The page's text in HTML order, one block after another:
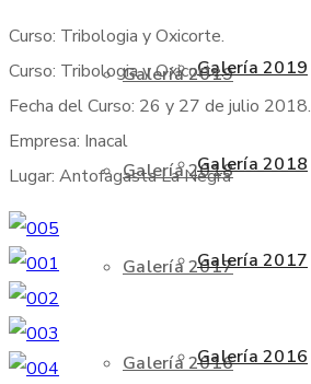
Galería 2019
Galería 2018
Galería 2017
Galería 2016
Galería 2019
Galería 2018
Galería 2017
Galería 2016
Curso: Tribologia y Oxicorte.
Curso: Tribologia y Oxicorte.
Fecha del Curso: 26 y 27 de julio 2018.
Empresa: Inacal
Lugar: Antofagasta La Negra